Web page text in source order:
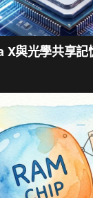
與光學共享記